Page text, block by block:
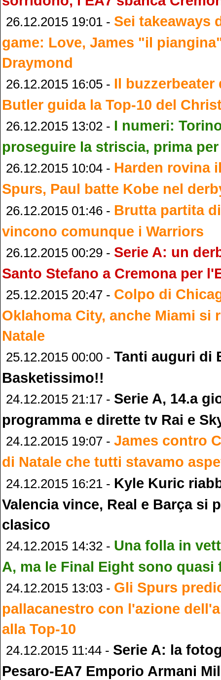
26.12.2015 19:01 - Sei takeaways
game: Love, James "il
Draymond
26.12.2015 16:05 - Il buzzerbeater
Butler guida la Top-10 del
26.12.2015 13:02 - I numeri:
proseguire la striscia, prima
26.12.2015 10:04 - Harden rovina
Spurs, Paul batte Kobe nel
26.12.2015 01:46 - Brutta partita
vincono comunque i Warriors
26.12.2015 00:29 - Serie A: un
Santo Stefano a Cremona per
25.12.2015 20:47 - Colpo di
Oklahoma City, anche Miami si
Natale
25.12.2015 00:00 - Tanti auguri di
Basketissimo!!
24.12.2015 21:17 - Serie A, 14.a
programma e dirette tv Rai e
24.12.2015 19:07 - James contro
di Natale che tutti stavamo
24.12.2015 16:21 - Kyle Kuric
Valencia vince, Real e Barça si
clasico
24.12.2015 14:32 - Una folla in
A, ma le Final Eight sono quasi
24.12.2015 13:03 - Gli Spurs
pallacanestro con l'azione
alla Top-10
24.12.2015 11:44 - Serie A: la
Pesaro-EA7 Emporio Armani